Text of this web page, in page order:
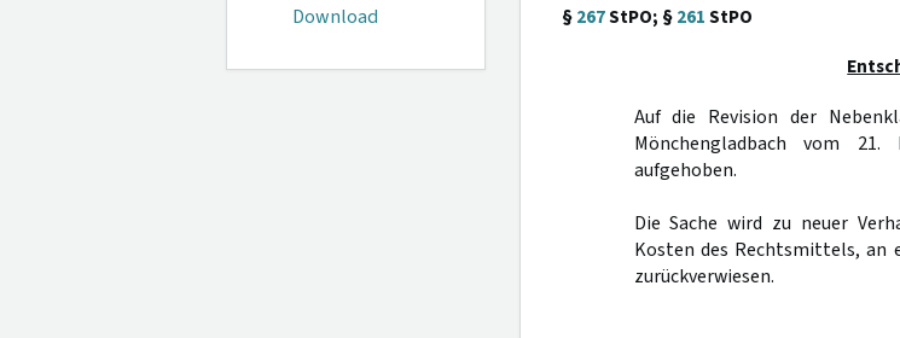
Download
§267StPO; §261StPO
Auf die Revision der
Mönchengladbach vom
aufgehoben.
Die Sache wird zu neuer
Kosten des Rechtsmittels, an
zurückverwiesen.